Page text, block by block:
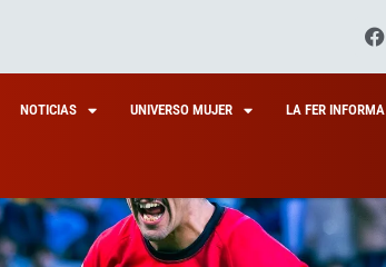
NOTICIAS UNIVERSO MUJER LA FER INFORMA